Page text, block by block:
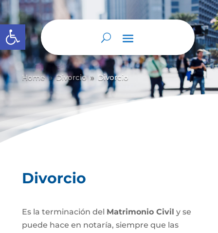
Abrir barra de herramientas
Home 9 Divorcio 9 Divorcio
Divorcio
Es la terminación del Matrimonio Civil y se
puede hace en notaría, siempre que las